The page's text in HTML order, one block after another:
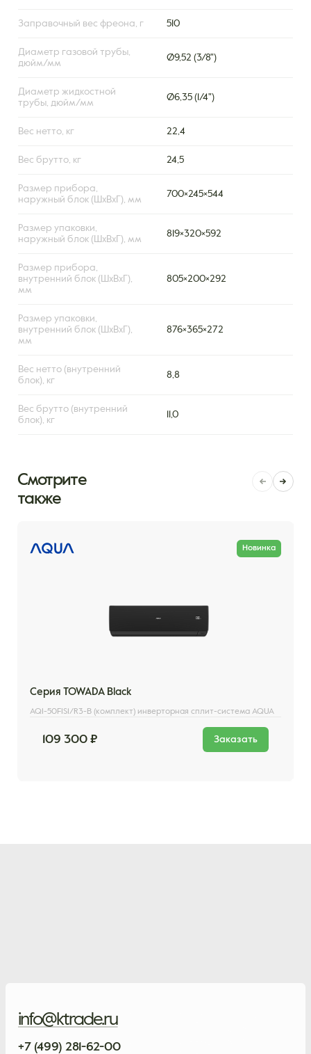
Заправочный вес фреона, г 510
Диаметр газовой трубы,
дюйм/мм
Ø9,52 (3/8")
Диаметр жидкостной
трубы, дюйм/мм
Ø6,35 (1/4")
Вес нетто, кг 22,4
Вес брутто, кг 24,5
Размер прибора,
наружный блок (ШxВxГ), мм
700×245×544
Размер упаковки,
наружный блок (ШxВxГ), мм
819×320×592
Размер прибора,
внутренний блок (ШxВxГ),
мм
805×200×292
Размер упаковки,
внутренний блок (ШxВxГ),
мм
876×365×272
Вес нетто (внутренний
блок), кг
8,8
Вес брутто (внутренний
блок), кг
11,0
Смотрите
также
Новинка
Серия TOWADA Black
AQI-50FIS1/R3-B (комплект) инверторная сплит-система AQUA
109 300 ₽ Заказать
info@ktrade.ru
+7 (499) 281-62-00